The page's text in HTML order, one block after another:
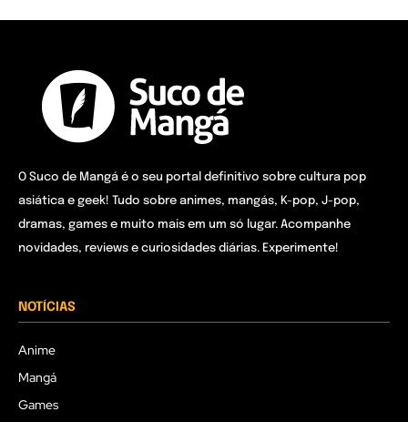
O Suco de Mangá é o seu portal definitivo sobre cultura pop
asiática e geek! Tudo sobre animes, mangás, K-pop, J-pop,
dramas, games e muito mais em um só lugar. Acompanhe
novidades, reviews e curiosidades diárias. Experimente!
NOTÍCIAS
Anime
Mangá
Games